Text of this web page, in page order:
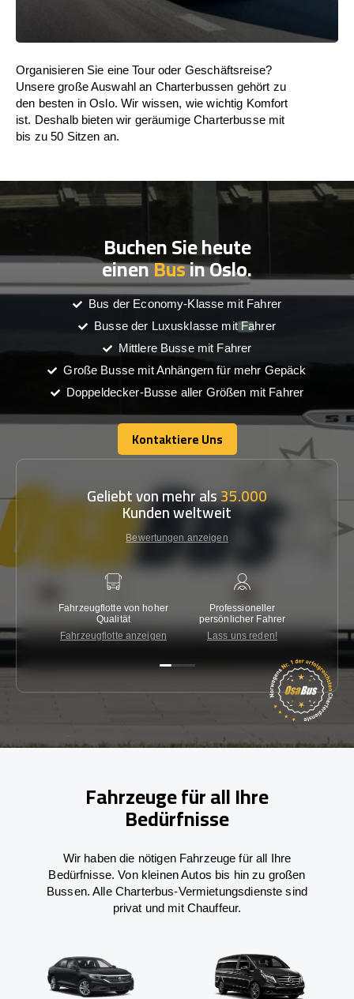
Organisieren Sie eine Tour oder Geschäftsreise?
Unsere große Auswahl an Charterbussen gehört zu
den besten in Oslo. Wir wissen, wie wichtig Komfort
ist. Deshalb bieten wir geräumige Charterbusse mit
bis zu 50 Sitzen an.
Buchen Sie heute
einenBusin Oslo.
Bus der Economy-Klasse mit Fahrer
Busse der Luxusklasse mit Fahrer
Mittlere Busse mit Fahrer
Große Busse mit Anhängern für mehr Gepäck
Doppeldecker-Busse aller Größen mit Fahrer
Kontaktiere Uns
Kontaktiere Uns
Geliebt von mehr als35.000
Kunden weltweit
Bewertungen anzeigen
Fahrzeugflotte von hoher
Qualität
Fahrzeugflotte anzeigen
Professioneller
persönlicher Fahrer
Lass uns reden!
Fahrzeuge für all Ihre
Bedürfnisse
Wir haben die nötigen Fahrzeuge für all Ihre
Bedürfnisse. Von kleinen Autos bis hin zu großen
Bussen. Alle Charterbus-Vermietungsdienste sind
privat und mit Chauffeur.